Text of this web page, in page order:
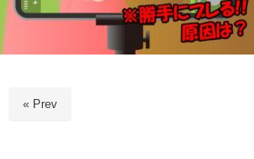
« Prev